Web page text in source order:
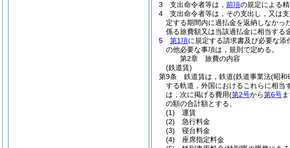
3
支出命令者等は， 前項の規定による
4
支出命令者等は，その支出し，又は
定する期間内に過払金を返納しなかっ
係る旅費額又は当該過払金に相当する
5
第1項に規定する請求書及び必要な
の他必要な事項は，規則で定める。
第2章
旅費の内容
(鉄道賃)
第9条
鉄道賃は，鉄道(鉄道事業法(昭和
する軌道，外国におけるこれらに相当
は，次に掲げる費用(第2号から第6号
の額の合計額とする。
(1)
運賃
(2)
急行料金
(3)
寝台料金
(4)
座席指定料金